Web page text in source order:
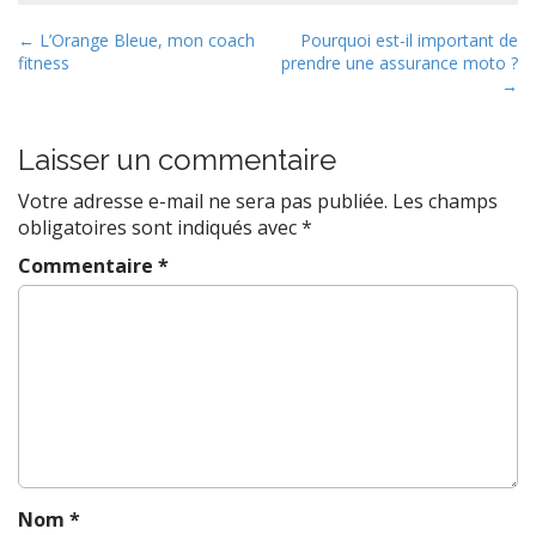
P
o
n
a
v
i
g
← L’Orange Bleue, mon coach
fitness
Pourquoi est-il important de
prendre une assurance moto ?
→
Laisser un commentaire
Votre adresse e-mail ne sera pas publiée. Les champs
obligatoires sont indiqués avec*
Commentaire *
Nom *